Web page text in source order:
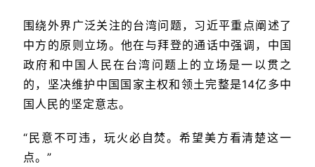
围绕外界广泛关注的台湾问题，习近平重点阐述了
中方的原则立场。他在与拜登的通话中强调，中国
政府和中国人民在台湾问题上的立场是一以贯之
的，坚决维护中国国家主权和领土完整是14亿多中
国人民的坚定意志。
“民意不可违，玩火必自焚。希望美方看清楚这一
点。”